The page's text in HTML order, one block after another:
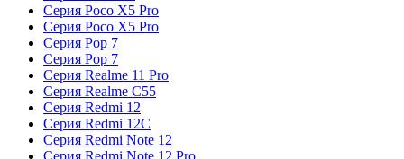
Серия Poco X5 Pro
Серия Poco X5 Pro
Серия Pop 7
Серия Pop 7
Серия Realme 11 Pro
Серия Realme C55
Серия Redmi 12
Серия Redmi 12C
Серия Redmi Note 12
Серия Redmi Note 12 Pro